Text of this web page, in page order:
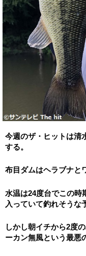
今週のザ・ヒットは清
する。
布目ダムはヘラブナと
水温は24度台でこの時
入っていて釣れそうな
しかし朝イチから2度
ーカン無風という最悪